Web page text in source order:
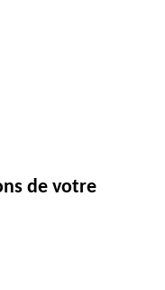
de votre